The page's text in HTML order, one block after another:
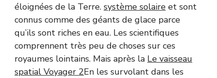
éloignées de la Terre. système solaire et sont
connus comme des géants de glace parce
qu’ils sont riches en eau. Les scientifiques
comprennent très peu de choses sur ces
royaumes lointains. Mais après la Le vaisseau
spatial Voyager 2En les survolant dans les